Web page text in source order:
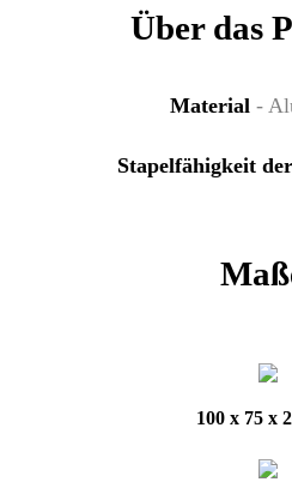
Über das
Material -
Stapelfähigkeit
100 x 75 x